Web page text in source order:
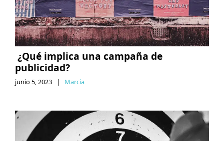
¿Qué implica una campaña de
publicidad?
junio 5, 2023 | Marcia